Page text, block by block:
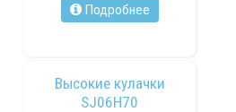
Подробнее
Высокие кулачки
SJ06H70